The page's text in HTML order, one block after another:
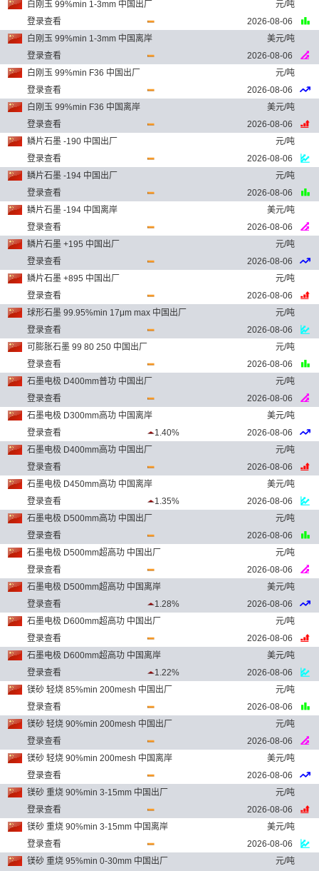
白刚玉 99%min 1-3mm 中国出厂
元/吨
登录查看
2026-08-06
白刚玉 99%min 1-3mm 中国离岸
美元/吨
登录查看
2026-08-06
白刚玉 99%min F36 中国出厂
元/吨
登录查看
2026-08-06
白刚玉 99%min F36 中国离岸
美元/吨
登录查看
2026-08-06
鳞片石墨 -190 中国出厂
元/吨
登录查看
2026-08-06
鳞片石墨 -194 中国出厂
元/吨
登录查看
2026-08-06
鳞片石墨 -194 中国离岸
美元/吨
登录查看
2026-08-06
鳞片石墨 +195 中国出厂
元/吨
登录查看
2026-08-06
鳞片石墨 +895 中国出厂
元/吨
登录查看
2026-08-06
球形石墨 99.95%min 17μm max 中国出厂
元/吨
登录查看
2026-08-06
可膨胀石墨 99 80 250 中国出厂
元/吨
登录查看
2026-08-06
石墨电极 D400mm普功 中国出厂
元/吨
登录查看
2026-08-06
石墨电极 D300mm高功 中国离岸
美元/吨
登录查看
1.40%
2026-08-06
石墨电极 D400mm高功 中国出厂
元/吨
登录查看
2026-08-06
石墨电极 D450mm高功 中国离岸
美元/吨
登录查看
1.35%
2026-08-06
石墨电极 D500mm高功 中国出厂
元/吨
登录查看
2026-08-06
石墨电极 D500mm超高功 中国出厂
元/吨
登录查看
2026-08-06
石墨电极 D500mm超高功 中国离岸
美元/吨
登录查看
1.28%
2026-08-06
石墨电极 D600mm超高功 中国出厂
元/吨
登录查看
2026-08-06
石墨电极 D600mm超高功 中国离岸
美元/吨
登录查看
1.22%
2026-08-06
镁砂 轻烧 85%min 200mesh 中国出厂
元/吨
登录查看
2026-08-06
镁砂 轻烧 90%min 200mesh 中国出厂
元/吨
登录查看
2026-08-06
镁砂 轻烧 90%min 200mesh 中国离岸
美元/吨
登录查看
2026-08-06
镁砂 重烧 90%min 3-15mm 中国出厂
元/吨
登录查看
2026-08-06
镁砂 重烧 90%min 3-15mm 中国离岸
美元/吨
登录查看
2026-08-06
镁砂 重烧 95%min 0-30mm 中国出厂
元/吨